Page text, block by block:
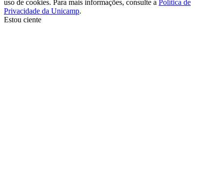
uso de cookies. Para mais informações, consulte a Política de
Privacidade da Unicamp.
Estou ciente